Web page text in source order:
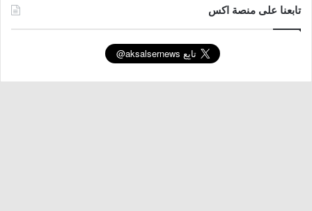
تابعنا على منصة اكس